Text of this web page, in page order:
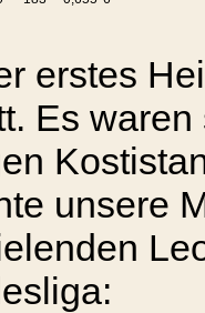
erstes
Es
unsere